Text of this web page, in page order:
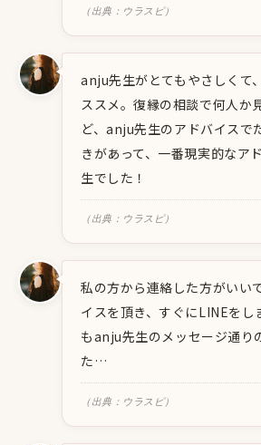
（出典：ウラスピ）
anju先生がとてもやさしくて
ススメ。復縁の相談で何人か
ど、anju先生のアドバイスで
きがあって、一番現実的なア
生でした！
（出典：ウラスピ）
私の方から連絡した方がいい
イスを頂き、すぐにLINEをし
もanju先生のメッセージ通り
た…
（出典：ウラスピ）